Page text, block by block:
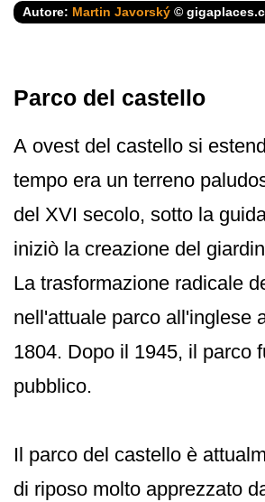
Autore: Martin Javorský ©
Parco del castello
A ovest del castello si
tempo era un terreno
del XVI secolo, sotto la
iniziò la creazione del
La trasformazione radicale
nell'attuale parco all'inglese
1804. Dopo il 1945, il parco
pubblico.
Il parco del castello è
di riposo molto apprezzato